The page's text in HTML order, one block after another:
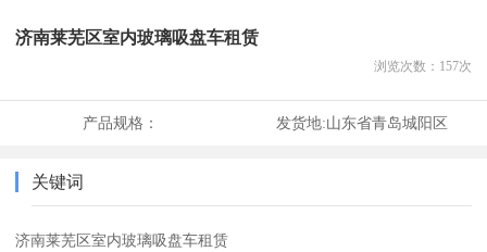
济南莱芜区室内玻璃吸盘车租赁
浏览次数： 157次
产品规格： 发货地:山东省青岛城阳区
关键词
济南莱芜区室内玻璃吸盘车租赁